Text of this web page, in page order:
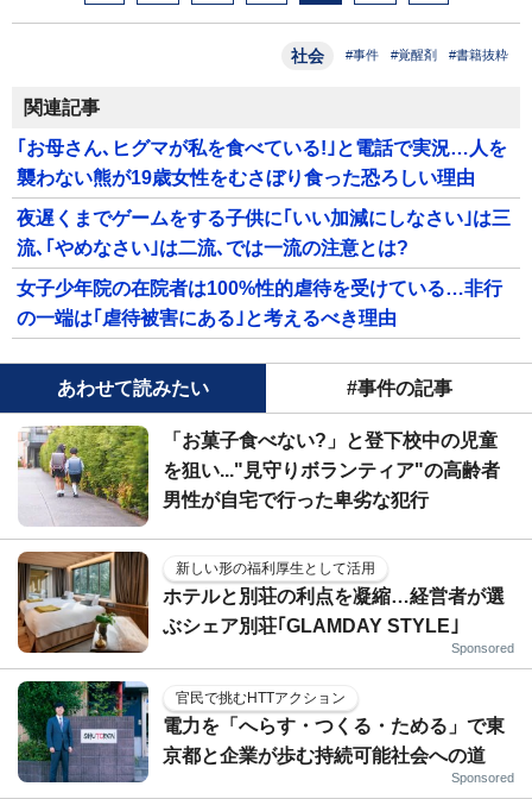
社会 #事件 #覚醒剤 #書籍抜粋
関連記事
｢お母さん､ヒグマが私を食べている!｣と電話で実況…人を
襲わない熊が19歳女性をむさぼり食った恐ろしい理由
夜遅くまでゲームをする子供に｢いい加減にしなさい｣は三
流､｢やめなさい｣は二流､では一流の注意とは?
女子少年院の在院者は100%性的虐待を受けている…非行
の一端は｢虐待被害にある｣と考えるべき理由
あわせて読みたい #事件の記事
「お菓子食べない?」と登下校中の児童
を狙い..."見守りボランティア"の高齢者
男性が自宅で行った卑劣な犯行
新しい形の福利厚生として活用
ホテルと別荘の利点を凝縮…経営者が選
ぶシェア別荘｢GLAMDAY STYLE｣
Sponsored
官民で挑むHTTアクション
電力を「へらす・つくる・ためる」で東
京都と企業が歩む持続可能社会への道
Sponsored